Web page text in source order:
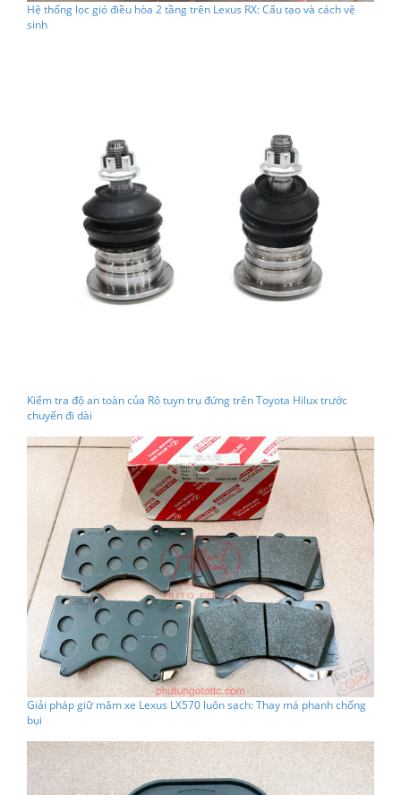
Hệ thống lọc gió điều hòa 2 tầng trên Lexus RX: Cấu tạo và cách vệ
sinh
Kiểm tra độ an toàn của Rô tuyn trụ đứng trên Toyota Hilux trước
chuyến đi dài
Giải pháp giữ mâm xe Lexus LX570 luôn sạch: Thay má phanh chống
bụi